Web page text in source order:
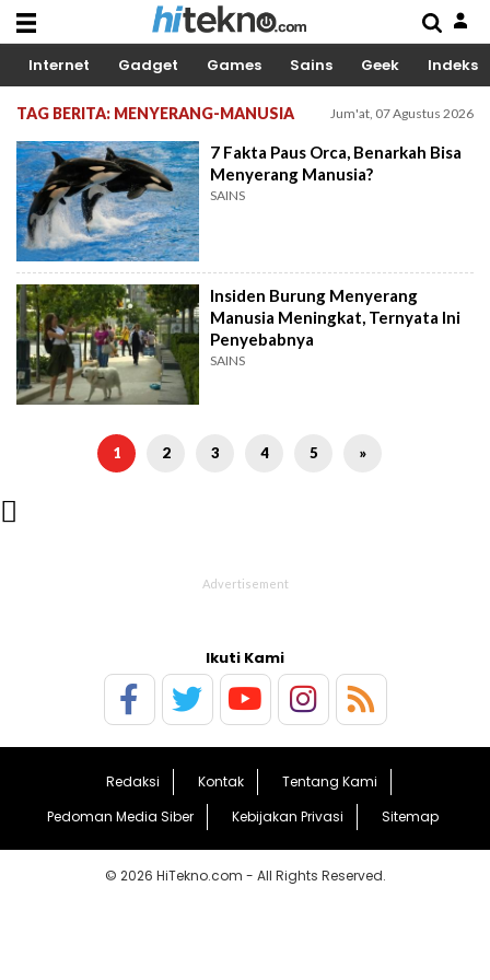
Internet Gadget Games Sains Geek Indeks
TAG BERITA: MENYERANG-MANUSIA Jum'at, 07 Agustus 2026
7 Fakta Paus Orca, Benarkah Bisa
Menyerang Manusia?
SAINS
Insiden Burung Menyerang
Manusia Meningkat, Ternyata Ini
Penyebabnya
SAINS
1 2 3 4 5 »

Ikuti Kami
Redaksi Kontak
Tentang Kami
Pedoman Media Siber
Kebijakan Privasi Sitemap
© 2026 HiTekno.com - All Rights Reserved.